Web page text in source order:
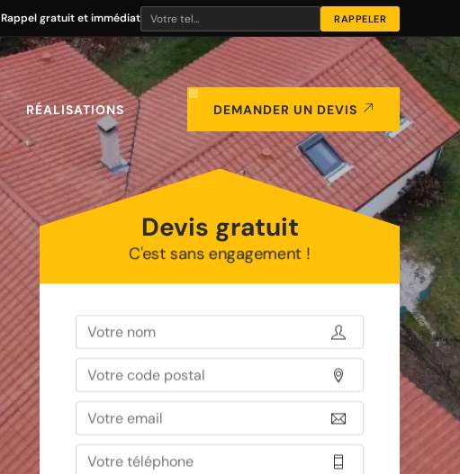
Rappel gratuit et immédiat
RÉALISATIONS DEMANDER UN DEVIS
Devis gratuit
C'est sans engagement !